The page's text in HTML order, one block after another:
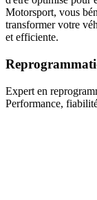
Motorsport, vous
transformer votre
et efficiente.
Expert en
Performance,